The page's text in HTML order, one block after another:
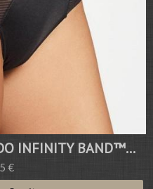
INFINITY BAND™...
€